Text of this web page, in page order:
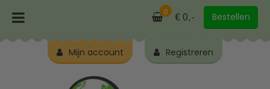
0 € 0,- Bestellen
Mijn account Registreren